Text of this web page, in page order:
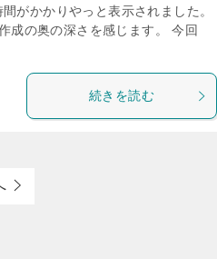
がかかりやっと表示されました。
成の奥の深さを感じます。 今回
続きを読む